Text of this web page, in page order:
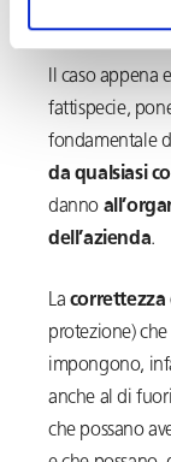
Il caso
fattispecie,
fondamentale
da qualsiasi
danno
dell’azienda.
La correttezza
protezione)
impongono,
anche al di
che possano